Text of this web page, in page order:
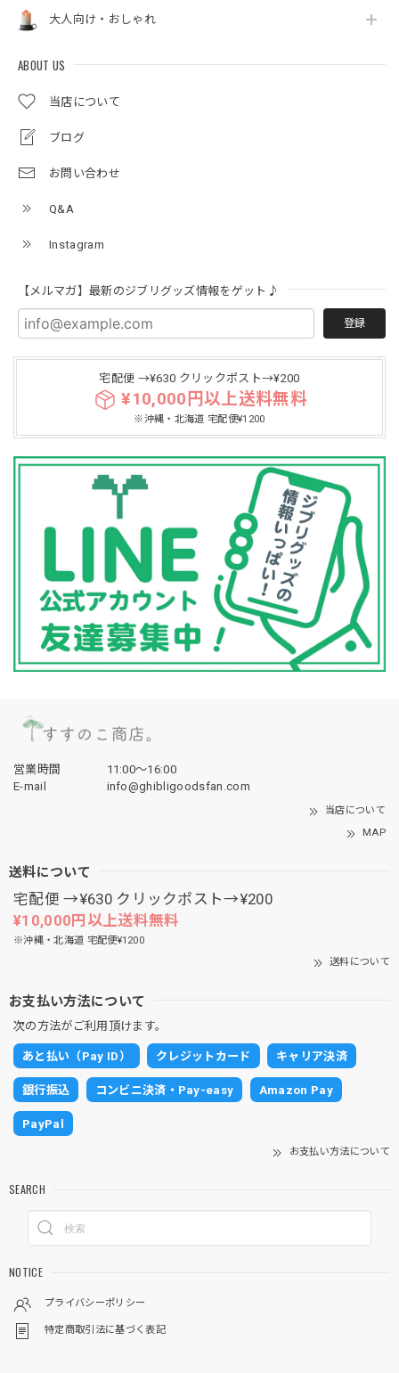
大人向け・おしゃれ
ABOUT US
当店について
ブログ
お問い合わせ
Q&A
Instagram
【メルマガ】最新のジブリグッズ情報をゲット♪
登録
宅配便 →¥630 クリックポスト→¥200
¥10,000円以上送料無料
※沖縄・北海道 宅配便¥1200
営業時間
11:00〜16:00
E-mail
info@ghibligoodsfan.com
当店について
MAP
送料について
宅配便 →¥630 クリックポスト→¥200
¥10,000円以上送料無料
※沖縄・北海道 宅配便¥1200
送料について
お支払い方法について
次の方法がご利用頂けます。
あと払い（Pay ID） クレジットカード キャリア決済
銀行振込 コンビニ決済・Pay-easy Amazon Pay
PayPal
お支払い方法について
SEARCH
NOTICE
プライバシーポリシー
特定商取引法に基づく表記